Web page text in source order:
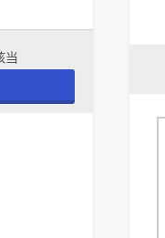
当